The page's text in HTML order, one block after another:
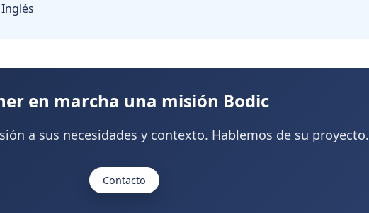
en marcha una misión Bodic
a sus necesidades y contexto. Hablemos de su proyecto.
Contacto